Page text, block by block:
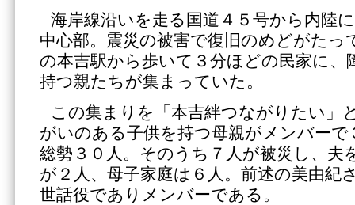
海岸線沿いを走る国道４５号から内陸
中心部。震災の被害で復旧のめどがたっ
の本吉駅から歩いて３分ほどの民家に、
持つ親たちが集まっていた。
この集まりを「本吉絆つながりたい」
がいのある子供を持つ母親がメンバーで
総勢３０人。そのうち７人が被災し、夫
が２人、母子家庭は６人。前述の美由紀
世話役でありメンバーである。